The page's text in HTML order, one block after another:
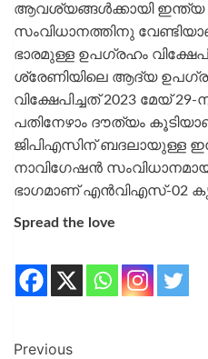
ആവശ്യങ്ങൾക്കായി ഇന്ത്യ
സംവിധാനത്തിനു
ഭാരമുള്ള ഉപഗ്രഹം
ശ്രേണിയിലെ ആദ്യ
വിക്ഷേപിച്ചത് 2023 മേയ്
പതിനേഴാം ദൗത്യം
ജിപിഎസിന് ബദലായുള്ള
നാവിഗേഷന്‍
ഭാഗമാണ് എന്‍വിഎസ്-02
Spread the love
Previous